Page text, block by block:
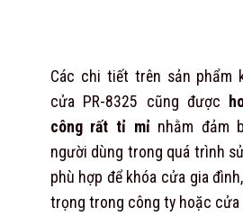
Các chi tiết trên sản phẩm
cửa PR-8325 cũng được
công rất tỉ mỉnhằm đảm
người dùng trong quá trình
phù hợp để khóa cửa gia
trọng trong công ty hoặc cửa